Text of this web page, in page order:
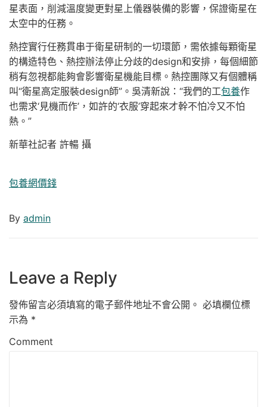
星表面，削減溫度變更對星上儀器裝備的影響，保證衛星在
太空中的任務。
熱控實行任務貫串于衛星研制的一切環節，需依據每顆衛星
的構造特色、熱控辦法停止分歧的design和安排，每個細節
稍有忽視都能夠會影響衛星機能目標。熱控團隊又有個體稱
叫“衛星高定服裝design師”。吳清新說：“我們的工包養作
也需求‘見機而作’，如許的‘衣服’穿起來才幹不怕冷又不怕
熱。”
新華社記者 許暢 攝
包養網價錢
By admin
Leave a Reply
發佈留言必須填寫的電子郵件地址不會公開。 必填欄位標
示為 *
Comment